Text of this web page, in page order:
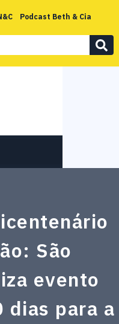
Podcast Beth & Cia
São
evento
dias para a